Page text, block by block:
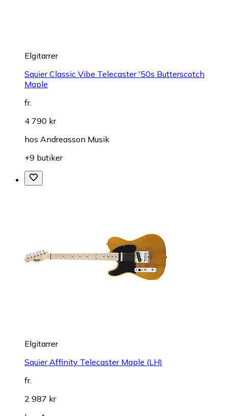
Elgitarrer
Squier Classic Vibe Telecaster '50s Butterscotch
Maple
fr.
4 790 kr
hos Andreasson Musik
+9 butiker
Elgitarrer
Squier Affinity Telecaster Maple (LH)
fr.
2 987 kr